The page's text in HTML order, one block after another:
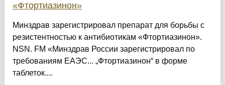
«Фтортиазинон»
Минздрав зарегистрировал препарат для борьбы с
резистентностью к антибиотикам «Фтортиазинон».
NSN. FM «Минздрав России зарегистрировал по
требованиям ЕАЭС... „Фтортиазинон“ в форме
таблеток....